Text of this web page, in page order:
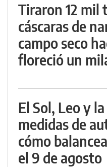
Tiraron 12 mil
cáscaras de
campo seco
floreció un
El Sol, Leo y
medidas de
cómo
el 9 de agosto